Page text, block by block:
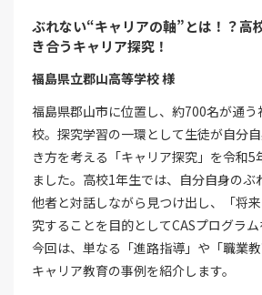
ぶれない“キャリアの軸”とは！？高
き合うキャリア探究！
福島県立郡山高等学校 様
福島県郡山市に位置し、約700名が通
校。探究学習の一環として生徒が自分
き方を考える「キャリア探究」を令和5
ました。高校1年生では、自分自身のぶ
他者と対話しながら見つけ出し、「将
究することを目的としてCASプログラム
今回は、単なる「進路指導」や「職業
キャリア教育の事例を紹介します。